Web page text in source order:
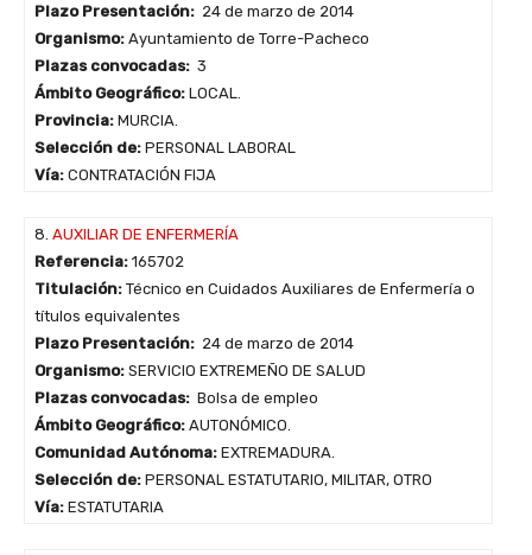
Plazo Presentación: 24 de marzo de 2014
Organismo: Ayuntamiento de Torre-Pacheco
Plazas convocadas: 3
Ámbito Geográfico: LOCAL.
Provincia: MURCIA.
Selección de: PERSONAL LABORAL
Vía: CONTRATACIÓN FIJA
8. AUXILIAR DE ENFERMERÍA
Referencia: 165702
Titulación: Técnico en Cuidados Auxiliares de Enfermería o
títulos equivalentes
Plazo Presentación: 24 de marzo de 2014
Organismo: SERVICIO EXTREMEÑO DE SALUD
Plazas convocadas: Bolsa de empleo
Ámbito Geográfico: AUTONÓMICO.
Comunidad Autónoma: EXTREMADURA.
Selección de: PERSONAL ESTATUTARIO, MILITAR, OTRO
Vía: ESTATUTARIA